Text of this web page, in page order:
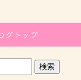
グトップ